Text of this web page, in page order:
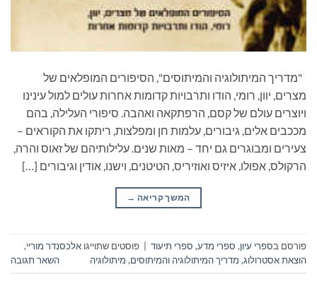
"מדריך המיתולוגיה והמיתוסים", הסיפורים המופלאים של
מצרים, יוון, רומי, הודו ותרבויות קדומות אחרות עולים למול עינינו
ויוצרים עולם של קסם, הרפתקאה ואהבה. סיפורי העלילה, בהם
מככבים אלים, גיבורים, עלמות חן ומפלצות, ריתקו את הקוראים –
צעירים ומבוגרים גם יחד – מאות שנים. עלילותיהם של זאוס והרה,
הרקולס, אפולו, איזיס ואוזיריס, הטיטנים, וישנו, אודין וגיבורים […]
המשך קריאה →
פורסם בספרי עיון, ספרי מדע, ספרי תיעוד פוסטים שתוייגו אלכסנדר מוריי,
הוצאת אסטרולוג, מדריך המיתולוגיה והמיתוסים, מיתולוגיה השאר תגובה